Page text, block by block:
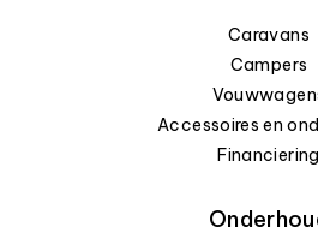
Caravans
Campers
Accessoires en
Financiering